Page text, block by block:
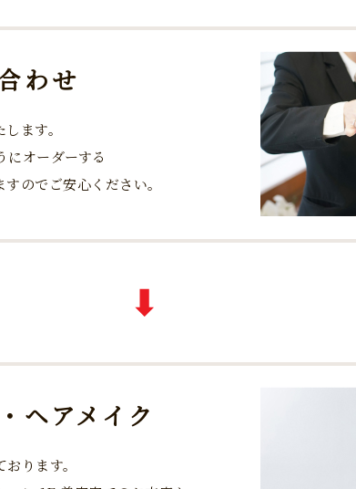
わせ
ます。
にオーダーする
のでご安心ください。
ヘアメイク
ります。